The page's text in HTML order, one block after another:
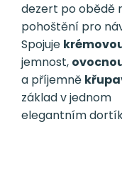
dezert po obědě
pohoštění pro
Spojuje
jemnost,
a příjemně
základ v jednom
elegantním